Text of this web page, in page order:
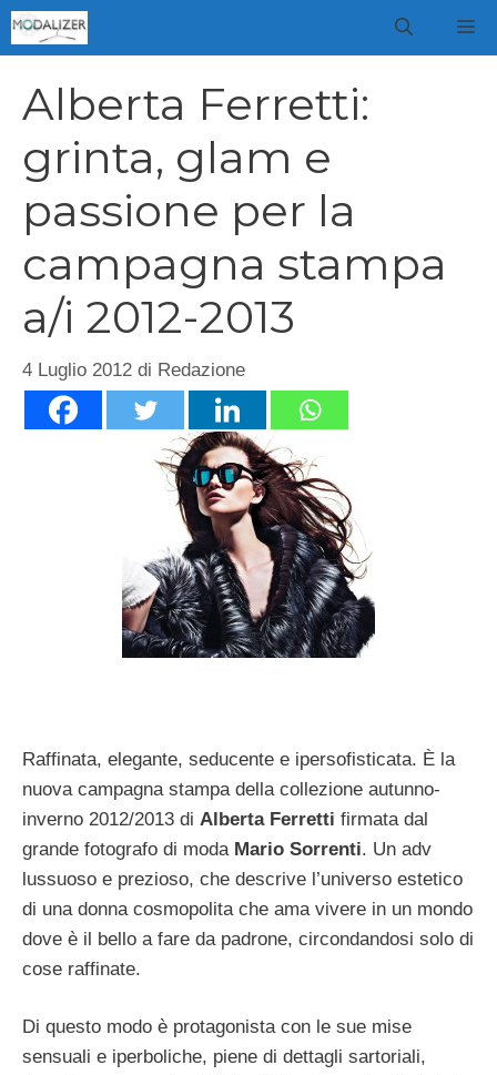
Vai
al
Alberta Ferretti:
grinta, glam e
passione per la
campagna stampa
a/i 2012-2013
4 Luglio 2012 di Redazione
Raffinata, elegante, seducente e ipersofisticata. È la
nuova campagna stampa della collezione autunno-
inverno 2012/2013 di Alberta Ferretti firmata dal
grande fotografo di moda Mario Sorrenti. Un adv
lussuoso e prezioso, che descrive l’universo estetico
di una donna cosmopolita che ama vivere in un mondo
dove è il bello a fare da padrone, circondandosi solo di
cose raffinate.
Di questo modo è protagonista con le sue mise
sensuali e iperboliche, piene di dettagli sartoriali,